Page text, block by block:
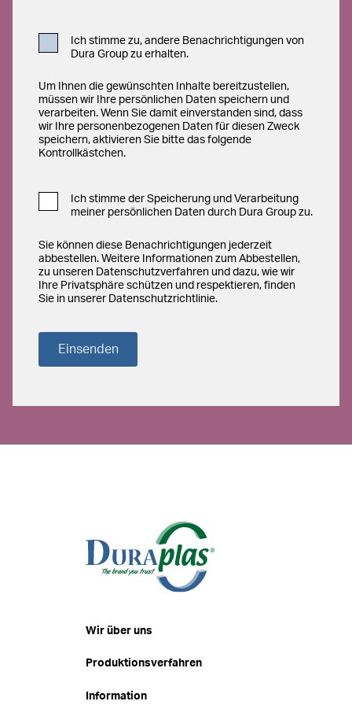
Ich stimme zu, andere Benachrichtigungen von
Dura Group zu erhalten.
Um Ihnen die gewünschten Inhalte bereitzustellen,
müssen wir Ihre persönlichen Daten speichern und
verarbeiten. Wenn Sie damit einverstanden sind, dass
wir Ihre personenbezogenen Daten für diesen Zweck
speichern, aktivieren Sie bitte das folgende
Kontrollkästchen.
Ich stimme der Speicherung und Verarbeitung
meiner persönlichen Daten durch Dura Group zu.
Sie können diese Benachrichtigungen jederzeit
abbestellen. Weitere Informationen zum Abbestellen,
zu unseren Datenschutzverfahren und dazu, wie wir
Ihre Privatsphäre schützen und respektieren, finden
Sie in unserer Datenschutzrichtlinie.
Wir über uns
Produktionsverfahren
Information